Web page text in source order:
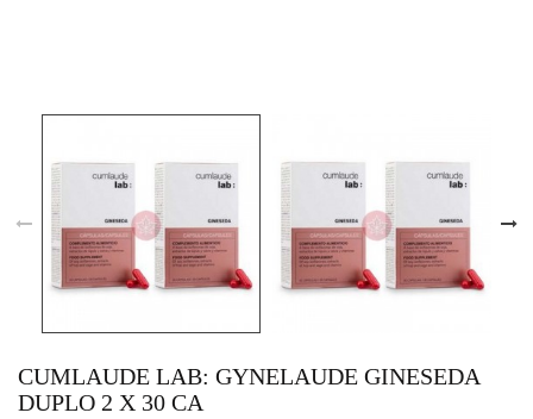
CUMLAUDE LAB: GYNELAUDE GINESEDA
DUPLO 2 X 30 CA